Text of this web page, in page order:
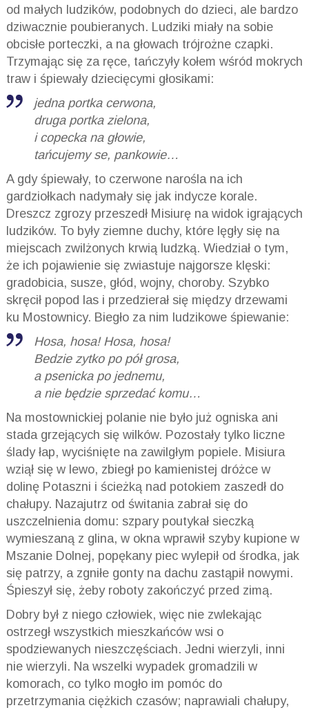
od małych ludzików, podobnych do dzieci, ale bardzo
dziwacznie poubieranych. Ludziki miały na sobie
obcisłe porteczki, a na głowach trójrożne czapki.
Trzymając się za ręce, tańczyły kołem wśród mokrych
traw i śpiewały dziecięcymi głosikami:
jedna portka cerwona,
druga portka zielona,
i copecka na głowie,
tańcujemy se, pankowie…
A gdy śpiewały, to czerwone narośla na ich
gardziołkach nadymały się jak indycze korale.
Dreszcz zgrozy przeszedł Misiurę na widok igrających
ludzików. To były ziemne duchy, które lęgły się na
miejscach zwilżonych krwią ludzką. Wiedział o tym,
że ich pojawienie się zwiastuje najgorsze klęski:
gradobicia, susze, głód, wojny, choroby. Szybko
skręcił popod las i przedzierał się między drzewami
ku Mostownicy. Biegło za nim ludzikowe śpiewanie:
Hosa, hosa! Hosa, hosa!
Bedzie zytko po pół grosa,
a psenicka po jednemu,
a nie będzie sprzedać komu…
Na mostownickiej polanie nie było już ogniska ani
stada grzejących się wilków. Pozostały tylko liczne
ślady łap, wyciśnięte na zawilgłym popiele. Misiura
wziął się w lewo, zbiegł po kamienistej dróżce w
dolinę Potaszni i ścieżką nad potokiem zaszedł do
chałupy. Nazajutrz od świtania zabrał się do
uszczelnienia domu: szpary poutykał sieczką
wymieszaną z glina, w okna wprawił szyby kupione w
Mszanie Dolnej, popękany piec wylepił od środka, jak
się patrzy, a zgniłe gonty na dachu zastąpił nowymi.
Śpieszył się, żeby roboty zakończyć przed zimą.
Dobry był z niego człowiek, więc nie zwlekając
ostrzegł wszystkich mieszkańców wsi o
spodziewanych nieszczęściach. Jedni wierzyli, inni
nie wierzyli. Na wszelki wypadek gromadzili w
komorach, co tylko mogło im pomóc do
przetrzymania ciężkich czasów; naprawiali chałupy,